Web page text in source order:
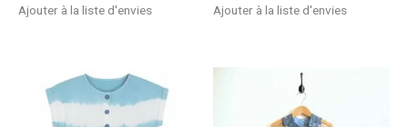
Ajouter à la liste d'envies
Ajouter à la liste d'envies